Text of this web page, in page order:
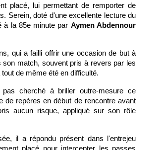
placé, lui permettant de remporter de
Serein, doté d'une excellente lecture du
à la 85e minute par Aymen Abdennour
qui a failli offrir une occasion de but à
match, souvent pris à revers par les
de même été en difficulté.
cherché à briller outre-mesure ce
de repères en début de rencontre avant
aucun risque, appliqué sur son rôle
il a répondu présent dans l'entrejeu
placé pour intercepter les passes